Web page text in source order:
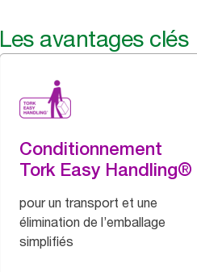
Les avantages clés
Conditionnement
Tork Easy Handling®
pour un transport et une
élimination de l’emballage
simplifiés